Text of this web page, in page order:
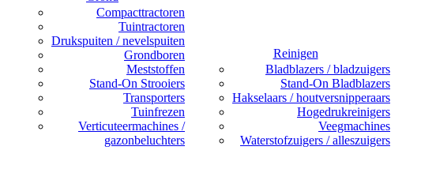
Compacttractoren
Tuintractoren
Drukspuiten / nevelspuiten
Grondboren
Meststoffen
Stand-On Strooiers
Transporters
Tuinfrezen
Verticuteermachines /
gazonbeluchters
Reinigen
Bladblazers / bladzuigers
Stand-On Bladblazers
Hakselaars / houtversnipperaars
Hogedrukreinigers
Veegmachines
Waterstofzuigers / alleszuigers